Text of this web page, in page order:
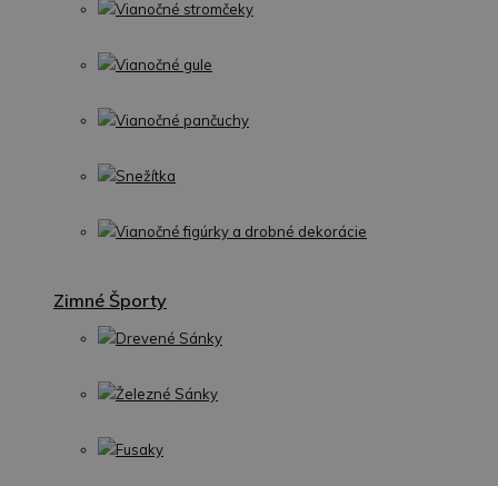
Vianočné stromčeky
Vianočné gule
Vianočné pančuchy
Snežítka
Vianočné figúrky a drobné dekorácie
Zimné Športy
Drevené Sánky
Železné Sánky
Fusaky